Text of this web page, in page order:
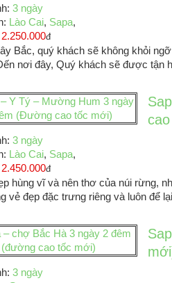
3 ngày
Lào Cai, Sapa,
2.250.000đ
Bắc, quý khách sẽ không khỏi
nơi đây, Quý khách sẽ được tận
3 ngày
Lào Cai, Sapa,
2.450.000đ
hùng vĩ và nên thơ của núi rừng,
vẻ đẹp đặc trưng riêng và luôn để
3 ngày